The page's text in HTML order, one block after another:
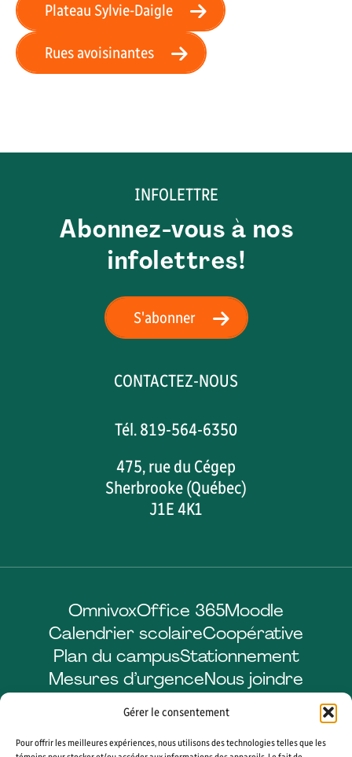
Gérer le consentement
Pour offrir les meilleures expériences, nous utilisons des technologies telles que les
Plateau Sylvie-Daigle
Rues avoisinantes
INFOLETTRE
Abonnez-vous à nos
infolettres!
S'abonner
CONTACTEZ-NOUS
Tél. 819-564-6350
475, rue du Cégep
Sherbrooke (Québec)
J1E 4K1
OmnivoxOffice 365Moodle
Calendrier scolaireCoopérative
Plan du campusStationnement
Mesures d’urgenceNous joindre
FacebookLinkedInInstagramYouTube